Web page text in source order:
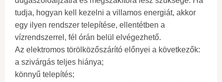
tudja, hogyan kell kezelni a villamos energiát, akkor
egy ilyen rendszer telepítése, ellentétben a
vízrendszerrel, fél órán belül elvégezhető.
Az elektromos törölközőszárító előnyei a következők:
a szivárgás teljes hiánya;
könnyű telepítés;